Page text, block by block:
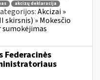
akcizų deklaracija
Akcizai »
skirsnis) » Mokesčio
sumokėjimas
Federacinės